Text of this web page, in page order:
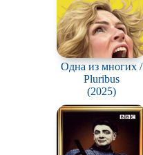
Одна из многих /
Pluribus
(2025)